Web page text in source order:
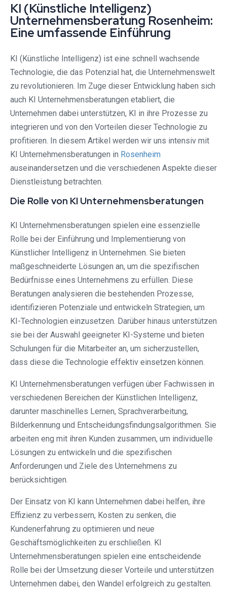
KI (Künstliche Intelligenz)
Unternehmensberatung Rosenheim:
Eine umfassende Einführung
KI (Künstliche Intelligenz) ist eine schnell wachsende
Technologie, die das Potenzial hat, die Unternehmenswelt
zu revolutionieren. Im Zuge dieser Entwicklung haben sich
auch KI Unternehmensberatungen etabliert, die
Unternehmen dabei unterstützen, KI in ihre Prozesse zu
integrieren und von den Vorteilen dieser Technologie zu
profitieren. In diesem Artikel werden wir uns intensiv mit
KI Unternehmensberatungen in Rosenheim
auseinandersetzen und die verschiedenen Aspekte dieser
Dienstleistung betrachten.
Die Rolle von KI Unternehmensberatungen
KI Unternehmensberatungen spielen eine essenzielle
Rolle bei der Einführung und Implementierung von
Künstlicher Intelligenz in Unternehmen. Sie bieten
maßgeschneiderte Lösungen an, um die spezifischen
Bedürfnisse eines Unternehmens zu erfüllen. Diese
Beratungen analysieren die bestehenden Prozesse,
identifizieren Potenziale und entwickeln Strategien, um
KI-Technologien einzusetzen. Darüber hinaus unterstützen
sie bei der Auswahl geeigneter KI-Systeme und bieten
Schulungen für die Mitarbeiter an, um sicherzustellen,
dass diese die Technologie effektiv einsetzen können.
KI Unternehmensberatungen verfügen über Fachwissen in
verschiedenen Bereichen der Künstlichen Intelligenz,
darunter maschinelles Lernen, Sprachverarbeitung,
Bilderkennung und Entscheidungsfindungsalgorithmen. Sie
arbeiten eng mit ihren Kunden zusammen, um individuelle
Lösungen zu entwickeln und die spezifischen
Anforderungen und Ziele des Unternehmens zu
berücksichtigen.
Der Einsatz von KI kann Unternehmen dabei helfen, ihre
Effizienz zu verbessern, Kosten zu senken, die
Kundenerfahrung zu optimieren und neue
Geschäftsmöglichkeiten zu erschließen. KI
Unternehmensberatungen spielen eine entscheidende
Rolle bei der Umsetzung dieser Vorteile und unterstützen
Unternehmen dabei, den Wandel erfolgreich zu gestalten.